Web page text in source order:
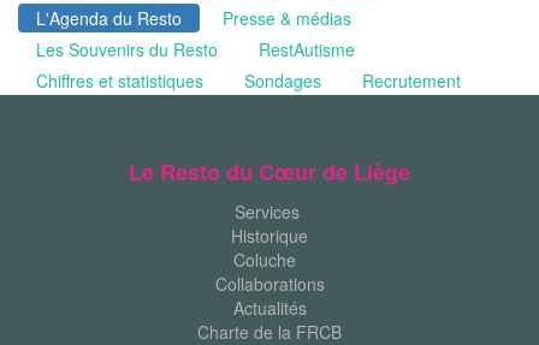
L'Agenda du Resto
Presse & médias
Les Souvenirs du Resto
RestAutisme
Chiffres et statistiques
Sondages Recrutement
Le Resto du Cœur de Liège
Services
Historique
Coluche
Collaborations
Actualités
Charte de la FRCB